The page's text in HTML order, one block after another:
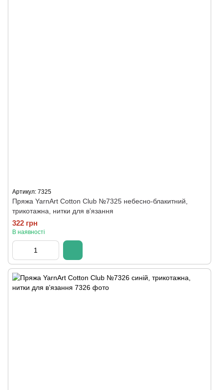
Артикул: 7325
Пряжа YarnArt Cotton Club №7325 небесно-блакитний,
трикотажна, нитки для в’язання
322 грн
В наявності